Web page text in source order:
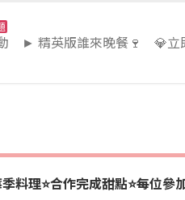
► 精英版誰來晚餐🍷 💎立
理⭐️合作完成甜點⭐️每位